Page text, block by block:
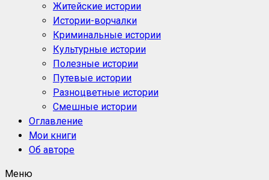
Житейские истории
Истории-ворчалки
Криминальные истории
Культурные истории
Полезные истории
Путевые истории
Разноцветные истории
Смешные истории
Оглавление
Мои книги
Об авторе
Меню